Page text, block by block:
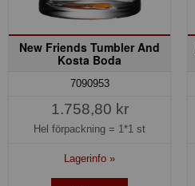
New Friends Tumbler And
Kosta Boda
7090953
1.758,80 kr
Hel förpackning = 1*1 st
Lagerinfo »